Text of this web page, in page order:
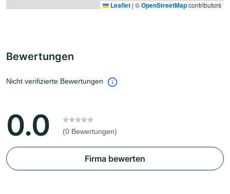
Leaflet | ©OpenStreetMapcontributors
Bewertungen
Nicht verifizierte Bewertungen
0.0 (0 Bewertungen)
Firma bewerten